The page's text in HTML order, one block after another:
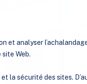
et analyser
Web.
la sécurité des sites.